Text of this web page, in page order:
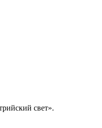
свет».